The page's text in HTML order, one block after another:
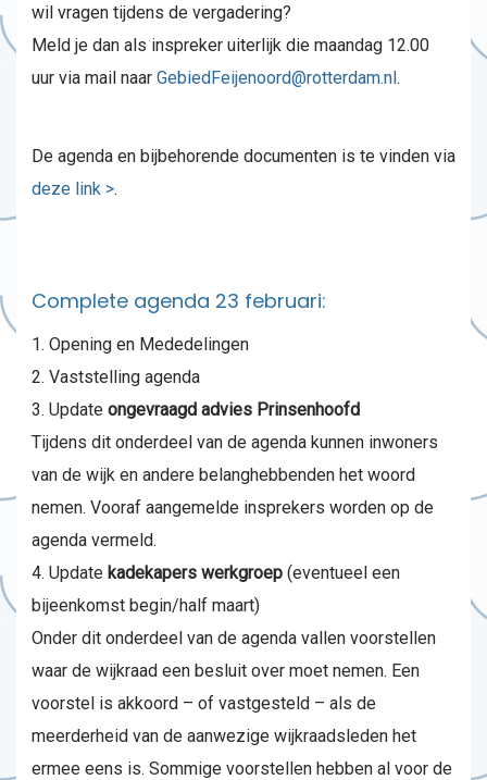
wil vragen tijdens de vergadering?
Meld je dan als inspreker uiterlijk die maandag 12.00
uur via mail naar GebiedFeijenoord@rotterdam.nl.
De agenda en bijbehorende documenten is te vinden via
deze link >.
Complete agenda 23 februari:
Opening en Mededelingen
Vaststelling agenda
Update ongevraagd advies Prinsenhoofd
Tijdens dit onderdeel van de agenda kunnen inwoners
van de wijk en andere belanghebbenden het woord
nemen. Vooraf aangemelde insprekers worden op de
agenda vermeld.
Update kadekapers werkgroep (eventueel een
bijeenkomst begin/half maart)
Onder dit onderdeel van de agenda vallen voorstellen
waar de wijkraad een besluit over moet nemen. Een
voorstel is akkoord – of vastgesteld – als de
meerderheid van de aanwezige wijkraadsleden het
ermee eens is. Sommige voorstellen hebben al voor de